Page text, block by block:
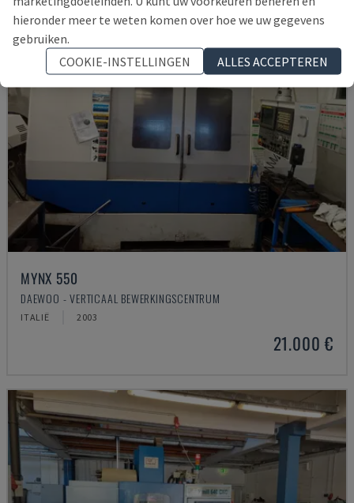
MYNX 550
DAEWOO - VERTICAAL BEWERKINGSCENTRUM
ITALIË 2003
21.000 €
hieronder meer te weten komen over hoe we uw gegevens
gebruiken.
COOKIE-INSTELLINGEN
ALLES ACCEPTEREN